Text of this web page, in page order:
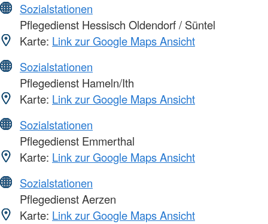
Sozialstationen
Pflegedienst Hessisch Oldendorf / Süntel
Karte: Link zur Google Maps Ansicht
Sozialstationen
Pflegedienst Hameln/Ith
Karte: Link zur Google Maps Ansicht
Sozialstationen
Pflegedienst Emmerthal
Karte: Link zur Google Maps Ansicht
Sozialstationen
Pflegedienst Aerzen
Karte: Link zur Google Maps Ansicht